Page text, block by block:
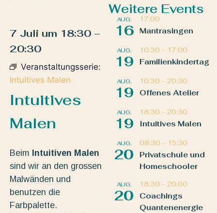
7 Juli um 18:30 –
20:30
Veranstaltungsserie:
Intuitives Malen
Intuitives
Malen
Beim Intuitiven Malen
sind wir an den grossen
Malwänden und
benutzen die
Farbpalette.
Weitere Events
AUG.
16
17:00
Mantrasingen
AUG.
19
10:30 – 17:00
Familienkindertag
AUG.
19
10:30 – 20:30
Offenes Atelier
AUG.
19
18:30 – 20:30
Intuitives Malen
AUG.
20
08:30 – 15:30
Privatschule und
Homeschooler
AUG.
20
18:30 – 20:00
Coachings
Quantenenergie